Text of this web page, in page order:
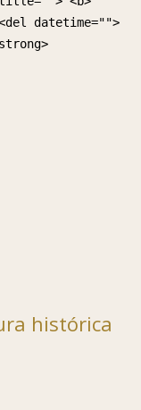
datetime="">
histórica